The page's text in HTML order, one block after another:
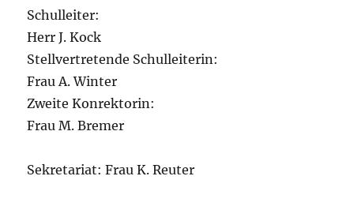
Schulleiter:
Herr J. Kock
Stellvertretende Schulleiterin:
Frau A. Winter
Zweite Konrektorin:
Frau M. Bremer
Sekretariat: Frau K. Reuter